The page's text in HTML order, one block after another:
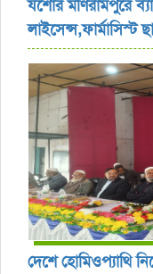
যশোর ‎মণিরামপুরে
লাইসেন্স,ফার্মাসিস্ট
দেশে হোমিওপ্যাথি